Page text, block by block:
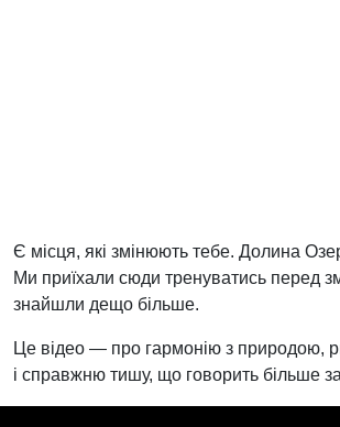
Є місця, які змінюють тебе. Долина
Ми приїхали сюди тренуватись перед
знайшли дещо більше.
Це відео — про гармонію з природою,
і справжню тишу, що говорить більше